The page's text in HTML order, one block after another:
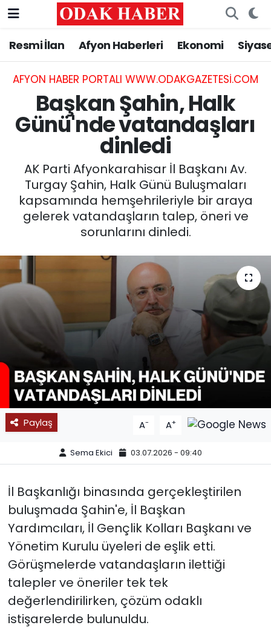
Resmi İlan Afyon Haberleri Ekonomi
AFYON HABER PORTALI WWW.ODAKGAZETESI.COM
Başkan Şahin, Halk
Günü'nde vatandaşları
dinledi
AK Parti Afyonkarahisar İl Başkanı Av.
Turgay Şahin, Halk Günü Buluşmaları
kapsamında hemşehrileriyle bir araya
gelerek vatandaşların talep, öneri ve
sorunlarını dinledi.
Paylaş A- A+
Sema Ekici 03.07.2026 - 09:40
İl Başkanlığı binasında gerçekleştirilen
buluşmada Şahin'e, İl Başkan
Yardımcıları, İl Gençlik Kolları Başkanı ve
Yönetim Kurulu üyeleri de eşlik etti.
Görüşmelerde vatandaşların ilettiği
talepler ve öneriler tek tek
değerlendirilirken, çözüm odaklı
istişarelerde bulunuldu.
AFYONKARAHİSAR HABERLERİ
Resmi İlan
ASAYİŞ
SİYASET
EĞİTİM
MAGAZİN
SPOR
11:11 MANŞET
Nöbetçi Eczaneler
Hava Durumu
Trafik Durumu
Süper Lig Puan Durumu ve Fikstür
Tüm Manşetler
Son Dakika Haberleri
Haber Arşivi